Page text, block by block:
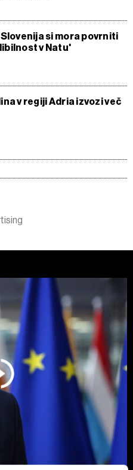
si mora povrniti
v Natu'
v regiji Adria izvozi več